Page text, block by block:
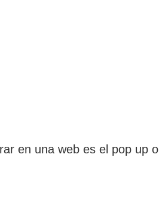
en una web es el pop up o